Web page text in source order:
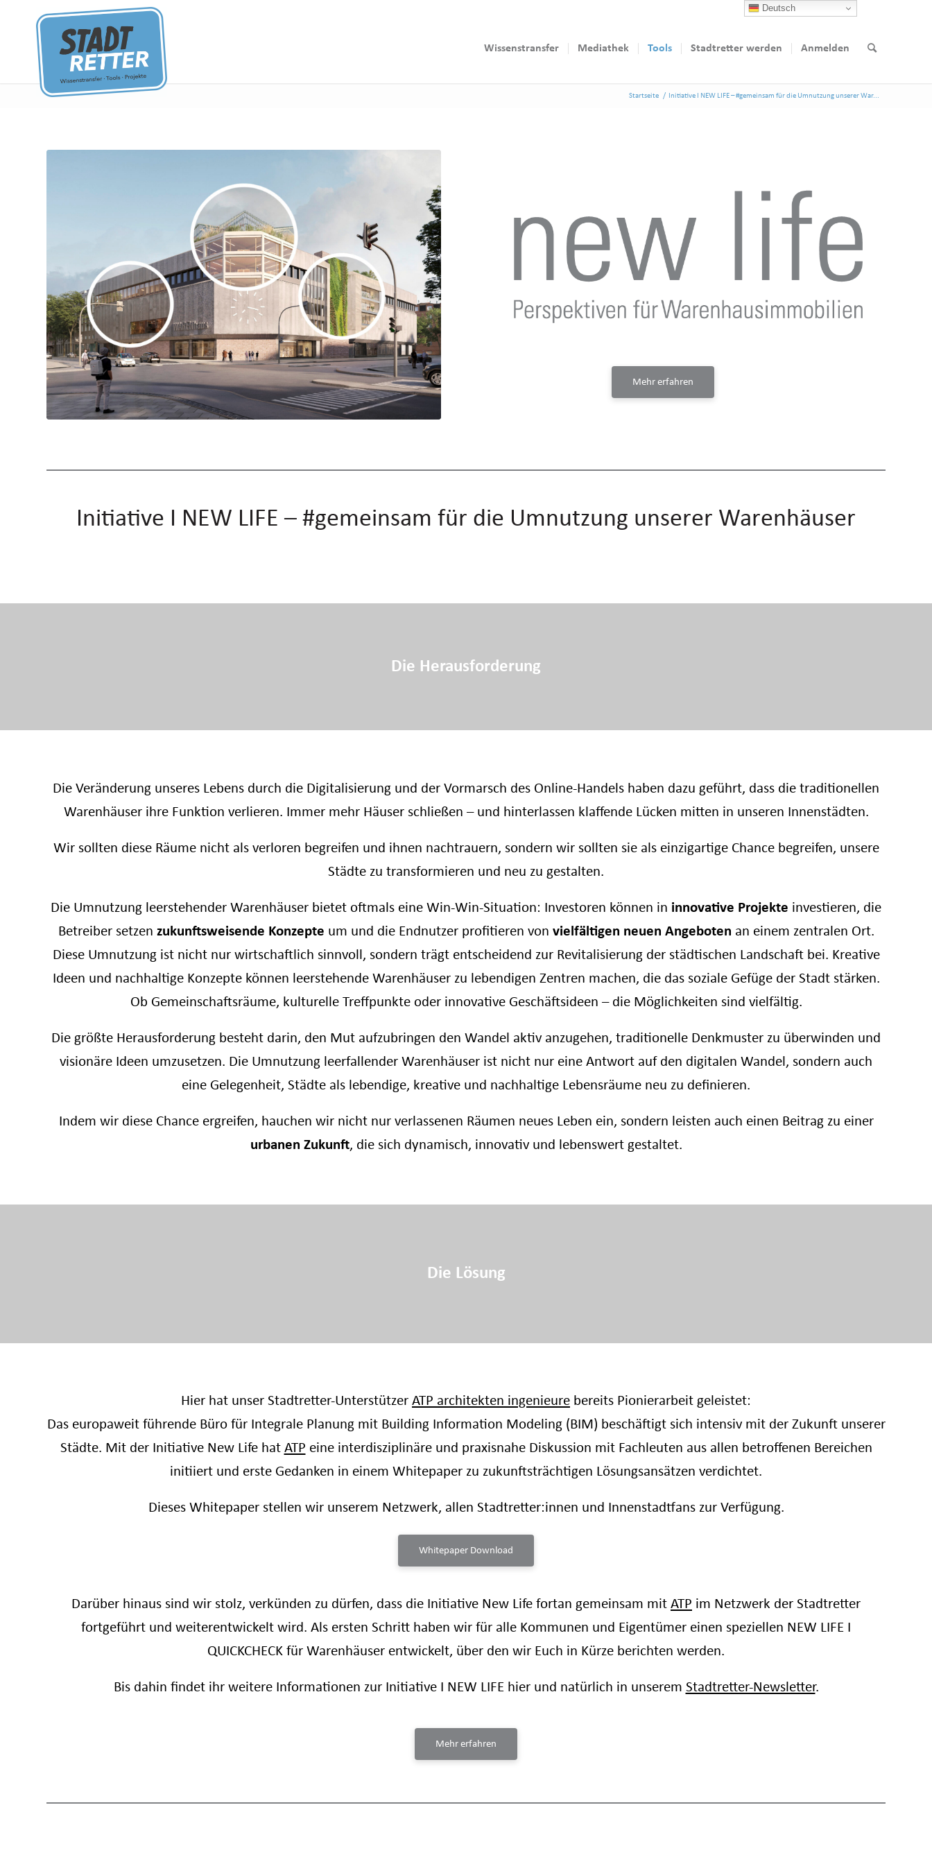
Wissenstransfer Mediathek Tools Stadtretter werden Anmelden
Startseite / Initiative I NEW LIFE – #gemeinsam für die Umnutzung unserer War...
Mehr erfahren
Initiative I NEW LIFE – #gemeinsam für die Umnutzung unserer Warenhäuser
Die Herausforderung
Die Veränderung unseres Lebens durch die Digitalisierung und der Vormarsch des Online-Handels haben dazu geführt, dass die traditionellen
Warenhäuser ihre Funktion verlieren. Immer mehr Häuser schließen – und hinterlassen klaffende Lücken mitten in unseren Innenstädten.
Wir sollten diese Räume nicht als verloren begreifen und ihnen nachtrauern, sondern wir sollten sie als einzigartige Chance begreifen, unsere
Städte zu transformieren und neu zu gestalten.
Die Umnutzung leerstehender Warenhäuser bietet oftmals eine Win-Win-Situation: Investoren können in innovative Projekte investieren, die
Betreiber setzen zukunftsweisende Konzepte um und die Endnutzer profitieren von vielfältigen neuen Angeboten an einem zentralen Ort.
Diese Umnutzung ist nicht nur wirtschaftlich sinnvoll, sondern trägt entscheidend zur Revitalisierung der städtischen Landschaft bei. Kreative
Ideen und nachhaltige Konzepte können leerstehende Warenhäuser zu lebendigen Zentren machen, die das soziale Gefüge der Stadt stärken.
Ob Gemeinschaftsräume, kulturelle Treffpunkte oder innovative Geschäftsideen – die Möglichkeiten sind vielfältig.
Die größte Herausforderung besteht darin, den Mut aufzubringen den Wandel aktiv anzugehen, traditionelle Denkmuster zu überwinden und
visionäre Ideen umzusetzen. Die Umnutzung leerfallender Warenhäuser ist nicht nur eine Antwort auf den digitalen Wandel, sondern auch
eine Gelegenheit, Städte als lebendige, kreative und nachhaltige Lebensräume neu zu definieren.
Indem wir diese Chance ergreifen, hauchen wir nicht nur verlassenen Räumen neues Leben ein, sondern leisten auch einen Beitrag zu einer
urbanen Zukunft, die sich dynamisch, innovativ und lebenswert gestaltet.
Die Lösung
Hier hat unser Stadtretter-Unterstützer ATP architekten ingenieure bereits Pionierarbeit geleistet:
Das europaweit führende Büro für Integrale Planung mit Building Information Modeling (BIM) beschäftigt sich intensiv mit der Zukunft unserer
Städte. Mit der Initiative New Life hat ATP eine interdisziplinäre und praxisnahe Diskussion mit Fachleuten aus allen betroffenen Bereichen
initiiert und erste Gedanken in einem Whitepaper zu zukunftsträchtigen Lösungsansätzen verdichtet.
Dieses Whitepaper stellen wir unserem Netzwerk, allen Stadtretter:innen und Innenstadtfans zur Verfügung.
Whitepaper Download
Darüber hinaus sind wir stolz, verkünden zu dürfen, dass die Initiative New Life fortan gemeinsam mit ATP im Netzwerk der Stadtretter
fortgeführt und weiterentwickelt wird. Als ersten Schritt haben wir für alle Kommunen und Eigentümer einen speziellen NEW LIFE I
QUICKCHECK für Warenhäuser entwickelt, über den wir Euch in Kürze berichten werden.
Bis dahin findet ihr weitere Informationen zur Initiative I NEW LIFE hier und natürlich in unserem Stadtretter-Newsletter.
Mehr erfahren
Deutsch